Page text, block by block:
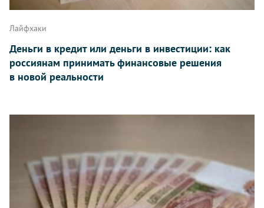
Лайфхаки
Деньги в кредит или деньги в инвестиции: как
россиянам принимать финансовые решения
в новой реальности